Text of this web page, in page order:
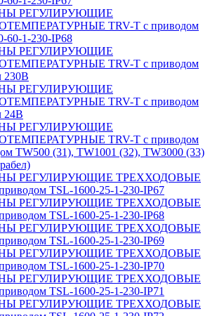
РЕГУЛИРУЮЩИЕ
TRV-T с приводом
60-1-230-IP68
РЕГУЛИРУЮЩИЕ
TRV-T с приводом
230В
РЕГУЛИРУЮЩИЕ
TRV-T с приводом
24В
РЕГУЛИРУЮЩИЕ
TRV-T с приводом
TW500 (31), TW1001 (32), TW3000 (33)
РЕГУЛИРУЮЩИЕ ТРЕХХОДОВЫЕ
TSL-1600-25-1-230-IP67
РЕГУЛИРУЮЩИЕ ТРЕХХОДОВЫЕ
TSL-1600-25-1-230-IP68
РЕГУЛИРУЮЩИЕ ТРЕХХОДОВЫЕ
TSL-1600-25-1-230-IP69
РЕГУЛИРУЮЩИЕ ТРЕХХОДОВЫЕ
TSL-1600-25-1-230-IP70
РЕГУЛИРУЮЩИЕ ТРЕХХОДОВЫЕ
TSL-1600-25-1-230-IP71
РЕГУЛИРУЮЩИЕ ТРЕХХОДОВЫЕ